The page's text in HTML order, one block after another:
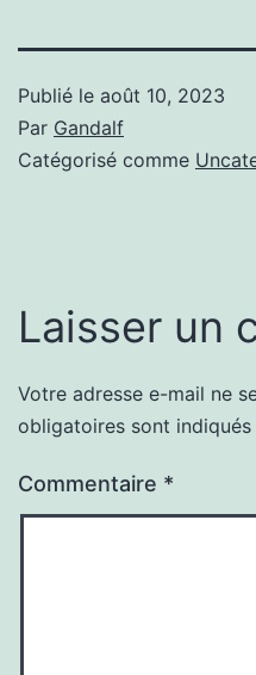
Publié le août 10, 2023
Par Gandalf
Catégorisé comme
Laisser un
Votre adresse e-mail ne
obligatoires sont indiqués
Commentaire *